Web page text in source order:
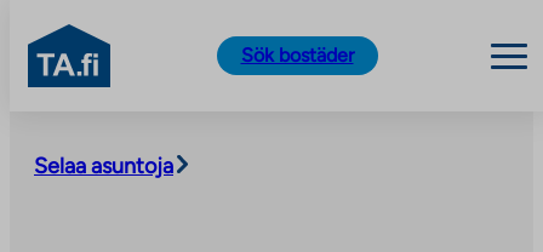
content
TA.fi
Sök bostäder
Selaa asuntoja